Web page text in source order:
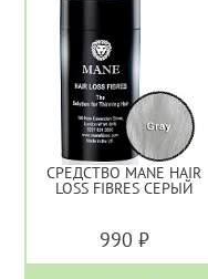
СРЕДСТВО MANE HAIR
LOSS FIBRES СЕРЫЙ
990 ₽